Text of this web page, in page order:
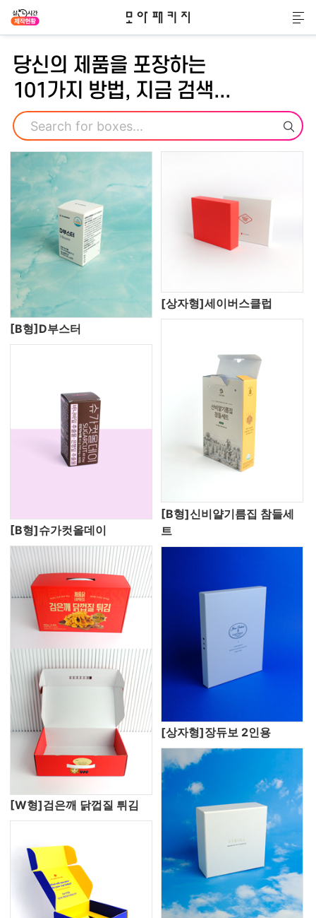
모아패키지
메
당신의 제품을 포장하는
101가지 방법, 지금 검색...
검색
[B형]D부스터
[상자형]세이버스클럽
[B형]슈가컷올데이
[B형]신비얄기름집 참들세
트
[W형]검은깨 닭껍질 튀김
[상자형]장듀보 2인용